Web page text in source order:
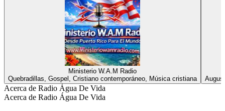
Ministerio W.A.M Radio
Quebradillas, Gospel, Cristiano contemporáneo, Música cristiana
Acerca de Radio Água De Vida
Acerca de Radio Água De Vida